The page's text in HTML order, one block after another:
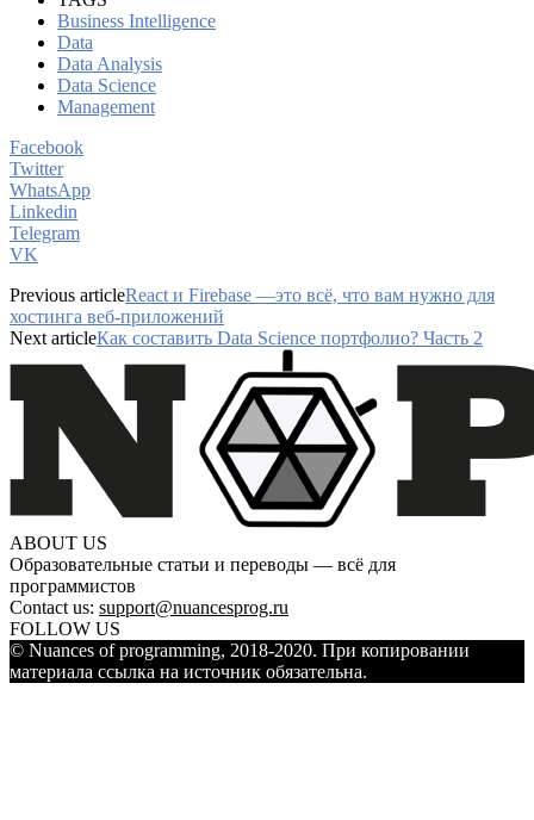
Business Intelligence
Data
Data Analysis
Data Science
Management
Facebook
Twitter
WhatsApp
Linkedin
Telegram
VK
Previous articleReact и Firebase —это всё, что вам нужно для
хостинга веб-приложений
Next articleКак составить Data Science портфолио? Часть 2
ABOUT US
Образовательные статьи и переводы — всё для
программистов
Contact us: support@nuancesprog.ru
FOLLOW US
© Nuances of programming, 2018-2020. При копировании
материала ссылка на источник обязательна.